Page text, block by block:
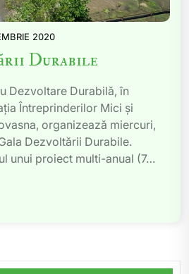
2020
Durabile
Dezvoltare Durabilă, în
Întreprinderilor Mici și
organizează miercuri,
Dezvoltării Durabile.
unui proiect multi-anual (7…